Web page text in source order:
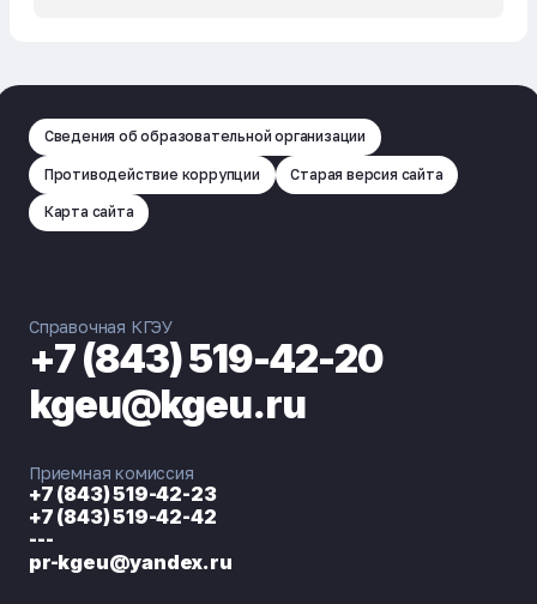
Сведения об образовательной организации
Противодействие коррупции Старая версия сайта
Карта сайта
Справочная КГЭУ
+7 (843) 519-42-20
kgeu@kgeu.ru
Приемная комиссия
+7 (843) 519-42-23
+7 (843) 519-42-42
---
pr-kgeu@yandex.ru